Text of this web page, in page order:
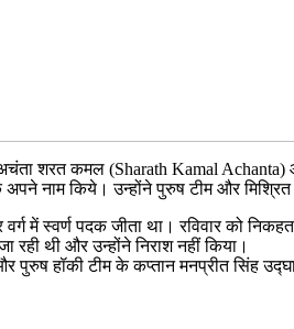
शरत कमल (Sharath Kamal
नाम किये। उन्होंने पुरुष टीम और
में स्वर्ण पदक जीता था। रविवार को
थी और उन्होंने निराश नहीं किया।
पुरुष हॉकी टीम के कप्तान मनप्रीत सिंह